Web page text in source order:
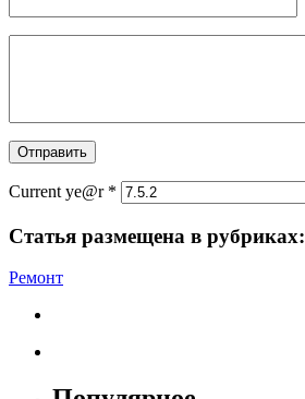
Current ye@r *
Статья размещена в рубриках:
Ремонт